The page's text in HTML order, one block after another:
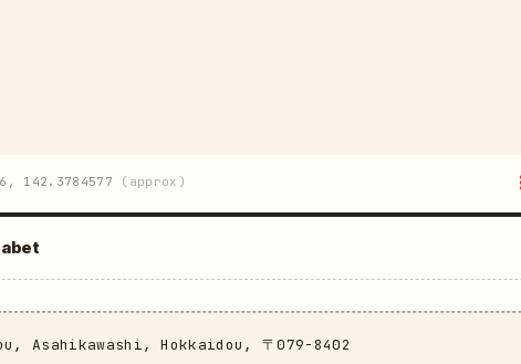
142.3784577 (approx)
Asahikawashi, Hokkaidou, 〒079-8402